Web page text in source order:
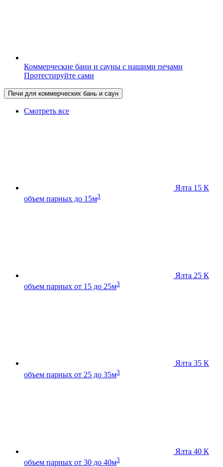
Коммерческие бани и сауны с нашими печами
Протестируйте сами
Печи для коммерческих бань и саун
Смотреть все
Ялта 15 К
объем парных до 15м3
Ялта 25 К
объем парных от 15 до 25м3
Ялта 35 К
объем парных от 25 до 35м3
Ялта 40 К
объем парных от 30 до 40м3